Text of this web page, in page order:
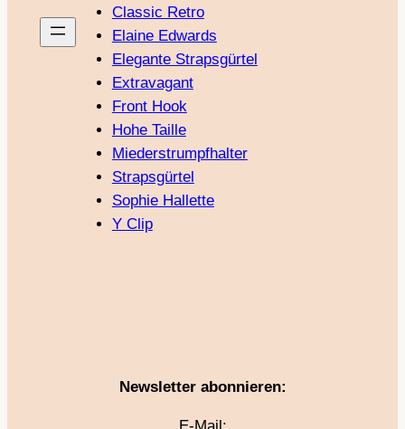
Classic Retro
Elaine Edwards
Elegante Strapsgürtel
Extravagant
Front Hook
Hohe Taille
Miederstrumpfhalter
Strapsgürtel
Sophie Hallette
Y Clip
Newsletter abonnieren: